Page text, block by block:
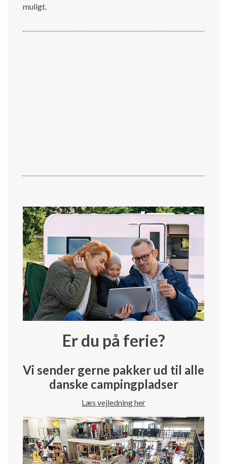
muligt.
Er du på ferie?
Vi sender gerne pakker ud til alle
danske campingpladser
Læs vejledning her